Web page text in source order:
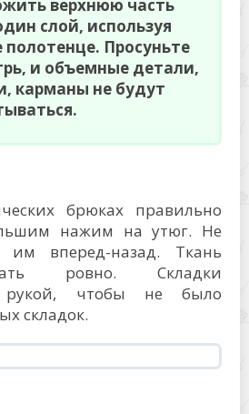
верхнюю часть
слой, используя
полотенце. Просуньте
и объемные детали,
карманы не будут
брюках правильно
нажим на утюг. Не
им вперед-назад. Ткань
ровно. Складки
рукой, чтобы не было
складок.